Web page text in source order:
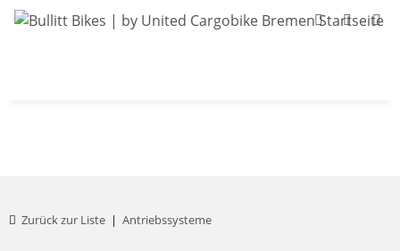
Zurück zur Liste Antriebssysteme